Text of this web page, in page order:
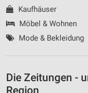
Kaufhäuser
Möbel & Wohnen
Mode & Bekleidung
Die Zeitungen -
Region